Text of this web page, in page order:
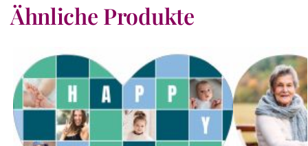
Ähnliche Produkte